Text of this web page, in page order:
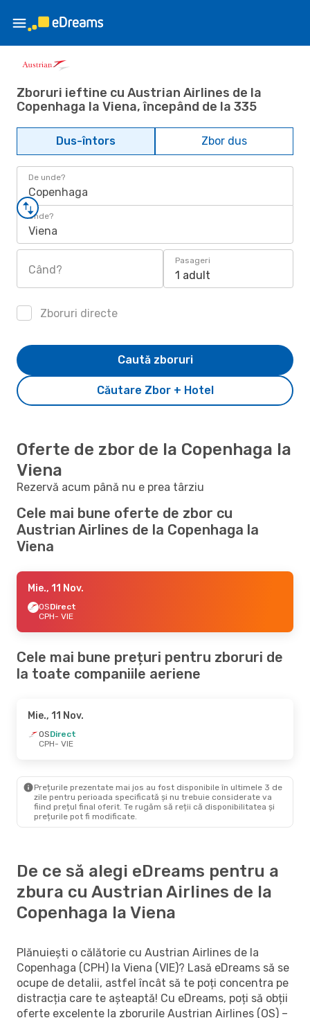
Zboruri ieftine cu Austrian Airlines de la
Copenhaga la Viena, începând de la 335
Dus-întors Zbor dus
De unde?
Copenhaga
Unde?
Viena
Când?
Pasageri
1 adult
Zboruri directe
Căutare Zbor + Hotel
Caută zboruri
Oferte de zbor de la Copenhaga la
Viena
Rezervă acum până nu e prea târziu
Cele mai bune oferte de zbor cu
Austrian Airlines de la Copenhaga la
Viena
Mie., 11 Nov.
OSDirect
CPH- VIE
Cele mai bune prețuri pentru zboruri de
la toate companiile aeriene
Mie., 11 Nov.
OSDirect
CPH- VIE
Prețurile prezentate mai jos au fost disponibile în ultimele 3 de
zile pentru perioada specificată și nu trebuie considerate va
fiind prețul final oferit. Te rugăm să reții că disponibilitatea și
prețurile pot fi modificate.
De ce să alegi eDreams pentru a
zbura cu Austrian Airlines de la
Copenhaga la Viena
Plănuiești o călătorie cu Austrian Airlines de la
Copenhaga (CPH) la Viena (VIE)? Lasă eDreams să se
ocupe de detalii, astfel încât să te poți concentra pe
distracția care te așteaptă! Cu eDreams, poți să obții
oferte excelente la zborurile Austrian Airlines (OS) –